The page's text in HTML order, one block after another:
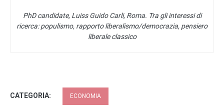
PhD candidate, Luiss Guido Carli, Roma. Tra gli interessi di
ricerca: populismo, rapporto liberalismo/democrazia, pensiero
liberale classico
CATEGORIA: ECONOMIA